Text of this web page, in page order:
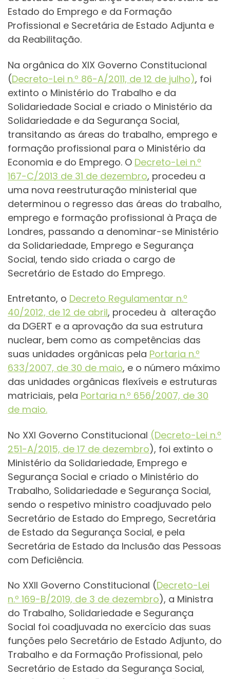
Estado do Emprego e da Formação
Profissional e Secretária de Estado Adjunta e
da Reabilitação.
Na orgânica do XIX Governo Constitucional
(Decreto-Lei n.º 86-A/2011, de 12 de julho), foi
extinto o Ministério do Trabalho e da
Solidariedade Social e criado o Ministério da
Solidariedade e da Segurança Social,
transitando as áreas do trabalho, emprego e
formação profissional para o Ministério da
Economia e do Emprego. O Decreto-Lei n.º
167-C/2013 de 31 de dezembro, procedeu a
uma nova reestruturação ministerial que
determinou o regresso das áreas do trabalho,
emprego e formação profissional à Praça de
Londres, passando a denominar-se Ministério
da Solidariedade, Emprego e Segurança
Social, tendo sido criada o cargo de
Secretário de Estado do Emprego.
Entretanto, o Decreto Regulamentar n.º
40/2012, de 12 de abril, procedeu à alteração
da DGERT e a aprovação da sua estrutura
nuclear, bem como as competências das
suas unidades orgânicas pela Portaria n.º
633/2007, de 30 de maio, e o número máximo
das unidades orgânicas flexíveis e estruturas
matriciais, pela Portaria n.º 656/2007, de 30
de maio.
No XXI Governo Constitucional (Decreto-Lei n.º
251-A/2015, de 17 de dezembro), foi extinto o
Ministério da Solidariedade, Emprego e
Segurança Social e criado o Ministério do
Trabalho, Solidariedade e Segurança Social,
sendo o respetivo ministro coadjuvado pelo
Secretário de Estado do Emprego, Secretária
de Estado da Segurança Social, e pela
Secretária de Estado da Inclusão das Pessoas
com Deficiência.
No XXII Governo Constitucional (Decreto-Lei
n.º 169-B/2019, de 3 de dezembro), a Ministra
do Trabalho, Solidariedade e Segurança
Social foi coadjuvada no exercício das suas
funções pelo Secretário de Estado Adjunto, do
Trabalho e da Formação Profissional, pelo
Secretário de Estado da Segurança Social,